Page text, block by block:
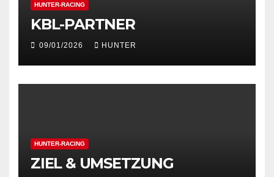
HUNTER-RACING
KBL-PARTNER
09/01/2026 HUNTER
HUNTER-RACING
ZIEL & UMSETZUNG